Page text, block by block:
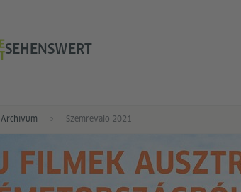
SEHENSWERT
Archívum Szemrevaló 2021